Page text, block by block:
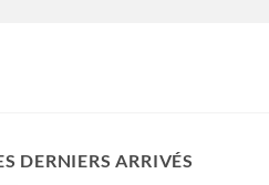
DERNIERS ARRIVÉS